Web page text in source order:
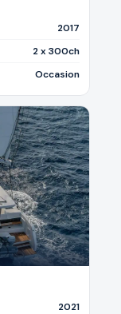
2017
2 x 300ch
Occasion
2021